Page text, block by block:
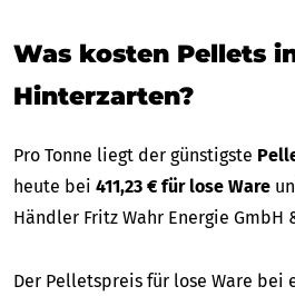
Was kosten Pellets
Hinterzarten?
Pro Tonne liegt der günstigste
heute bei 411,23 € für lose Ware
Händler Fritz Wahr Energie GmbH
Der Pelletspreis für lose Ware bei